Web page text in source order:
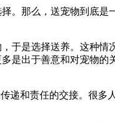
。那么，送宠物到底是
于是选择送养。这种情
是出于善意和对宠物的
递和责任的交接。很多